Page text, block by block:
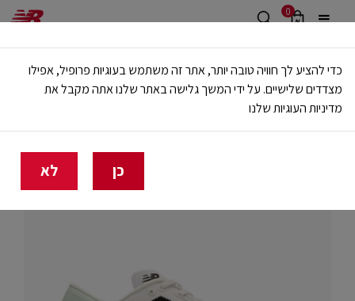
0
משלוח חינם מעל 499 ש"ח
🔥 20% הנחה על כל הביגוד באתר ובחנויות - לזמן מוגבל
בית ריצה גברים
כדי להציע לך חוויה טובה יותר, אתר זה משתמש בעוגיות פרופיל, אפילו
מצדדים שלישיים. על ידי המשך גלישה באתר שלנו אתה מקבל את
מדיניות העוגיות שלנו
כן לא